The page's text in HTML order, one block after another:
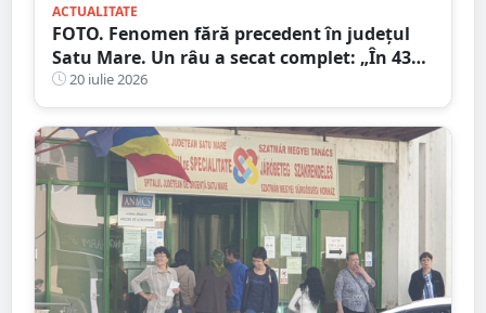
ACTUALITATE
FOTO. Fenomen fără precedent în județul
Satu Mare. Un râu a secat complet: „În 43
de ani nu am văzut așa ceva”
20 iulie 2026